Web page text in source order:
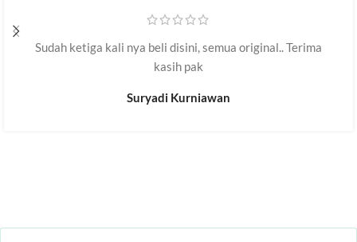
Sudah ketiga kali nya beli disini, semua original.. Terima
kasih pak
Suryadi Kurniawan